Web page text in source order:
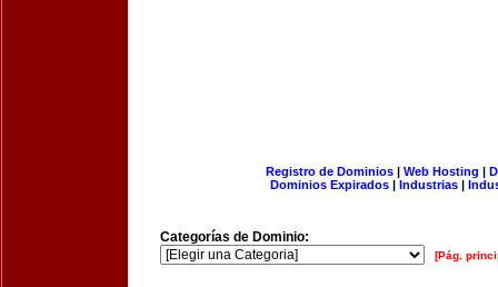
Registro de Dominios| Web Hosting |
Dominios Expirados | Industrias |
Categorías de Dominio:
[Pág.